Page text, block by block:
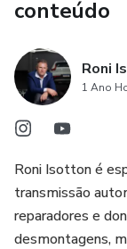
conteúdo
Roni
1 Ano
Roni Isotton é
transmissão
reparadores e
desmontagens,